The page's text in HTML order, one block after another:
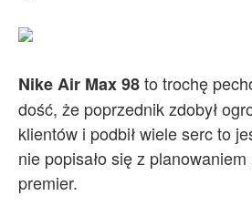
Nike Air Max 98to trochę
dość, że poprzednik zdobył
klientów i podbił wiele serc to
nie popisało się z
premier.